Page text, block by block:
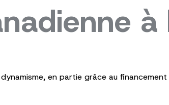
à
en partie grâce au